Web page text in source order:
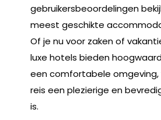
gebruikersbeoordelingen
meest geschikte
Of je nu voor zaken of
luxe hotels bieden
een comfortabele omgeving,
reis een plezierige en
is.